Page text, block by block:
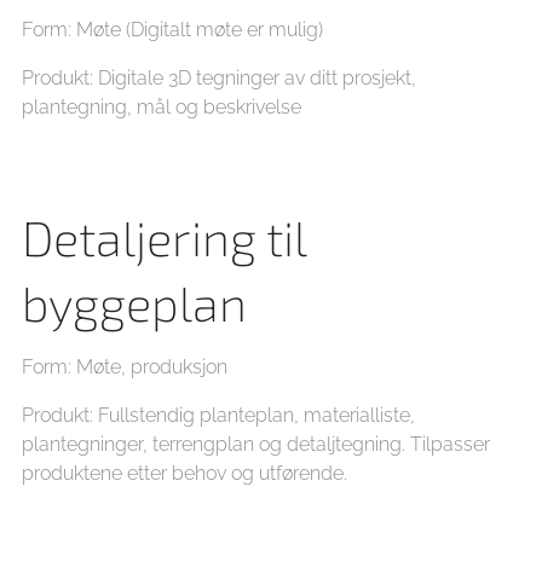
Form: Møte (Digitalt møte er mulig)
Produkt: Digitale 3D tegninger av ditt prosjekt,
plantegning, mål og beskrivelse
Detaljering til
byggeplan
Form: Møte, produksjon
Produkt: Fullstendig planteplan, materialliste,
plantegninger, terrengplan og detaljtegning. Tilpasser
produktene etter behov og utførende.